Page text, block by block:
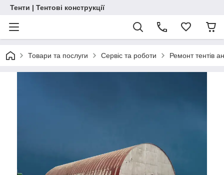
Тенти | Тентові конструкції
Товари та послуги Сервіс та роботи Ремонт тентів